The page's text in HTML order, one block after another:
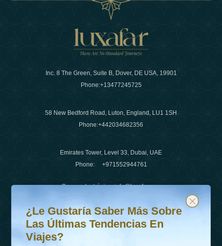
Inc. 8 The Green, Suite B, Dover, DE USA, 19901
Phone:+13477245725
58 New Bedford Road, Luton, England, LU1 1SH
Phone:+442034682356
Emirates Tower, Level 33, Dubai, UAE
Phone: +971552944761
Correo electrónico:info@luxafar.com
Número de WhatsApp
+442034682356
+971552944761
¿Le gustaría saber más sobre las últimas tendencias en
Suscríbete a nuestro boletín y mantente actualizado
¿Le Gustaría Saber Más Sobre
Las Últimas Tendencias En
Viajes?